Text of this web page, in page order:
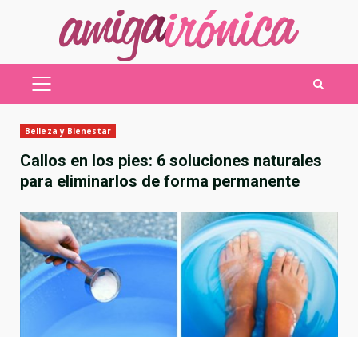
MENÚ
Belleza y Bienestar
Callos en los pies: 6 soluciones naturales
para eliminarlos de forma permanente